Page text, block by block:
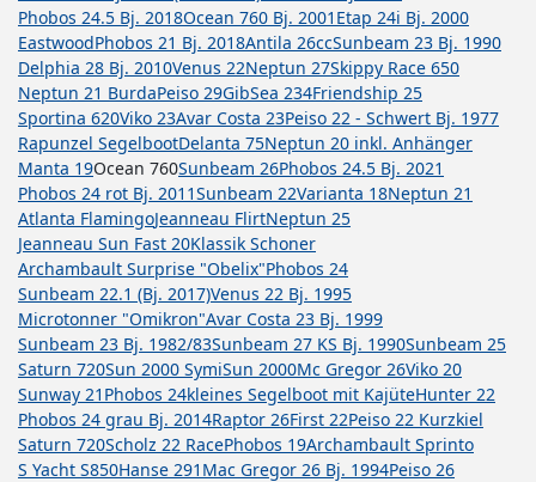
Phobos 24.5 Bj. 2018Ocean 760 Bj. 2001 Etap 24i Bj. 2000
EastwoodPhobos 21 Bj. 2018Antila 26ccSunbeam 23 Bj. 1990
Delphia 28 Bj. 2010Venus 22Neptun 27Skippy Race 650
Neptun 21 BurdaPeiso 29GibSea 234Friendship 25
Sportina 620Viko 23Avar Costa 23Peiso 22 - Schwert Bj. 1977
Rapunzel SegelbootDelanta 75Neptun 20 inkl. Anhänger
Manta 19Ocean 760Sunbeam 26Phobos 24.5 Bj. 2021
Phobos 24 rot Bj. 2011Sunbeam 22Varianta 18Neptun 21
Atlanta FlamingoJeanneau FlirtNeptun 25
Jeanneau Sun Fast 20Klassik Schoner
Archambault Surprise "Obelix"Phobos 24
Sunbeam 22.1 (Bj. 2017)Venus 22 Bj. 1995
Microtonner "Omikron"Avar Costa 23 Bj. 1999
Sunbeam 23 Bj. 1982/83Sunbeam 27 KS Bj. 1990Sunbeam 25
Saturn 720Sun 2000 SymiSun 2000Mc Gregor 26Viko 20
Sunway 21 Phobos 24kleines Segelboot mit KajüteHunter 22
Phobos 24 grau Bj. 2014Raptor 26First 22Peiso 22 Kurzkiel
Saturn 720Scholz 22 RacePhobos 19Archambault Sprinto
S Yacht S850Hanse 291 Mac Gregor 26 Bj. 1994Peiso 26